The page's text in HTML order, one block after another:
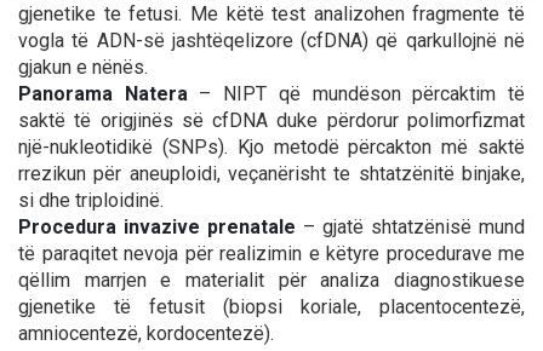
gjenetike te fetusi. Me këtë test analizohen fragmente të
vogla të ADN-së jashtëqelizore (cfDNA) që qarkullojnë në
gjakun e nënës.
Panorama Natera– NIPT që mundëson përcaktim të
saktë të origjinës së cfDNA duke përdorur polimorfizmat
një-nukleotidikë (SNPs). Kjo metodë përcakton më saktë
rrezikun për aneuploidi, veçanërisht te shtatzënitë binjake,
si dhe triploidinë.
Procedura invazive prenatale – gjatë shtatzënisë mund
të paraqitet nevoja për realizimin e këtyre procedurave me
qëllim marrjen e materialit për analiza diagnostikuese
gjenetike të fetusit (biopsi koriale, placentocentezë,
amniocentezë, kordocentezë).